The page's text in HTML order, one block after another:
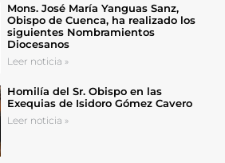
Mons. José María Yanguas Sanz,
Obispo de Cuenca, ha realizado los
siguientes Nombramientos
Diocesanos
Leer noticia »
Homilía del Sr. Obispo en las
Exequias de Isidoro Gómez Cavero
Leer noticia »